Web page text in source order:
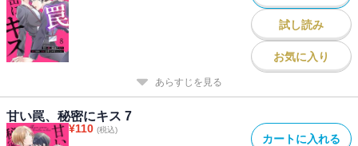
試し読み
お気に入り
あらすじを見る
甘い罠、秘密にキス 7
¥110 (税込)
カートに入れる